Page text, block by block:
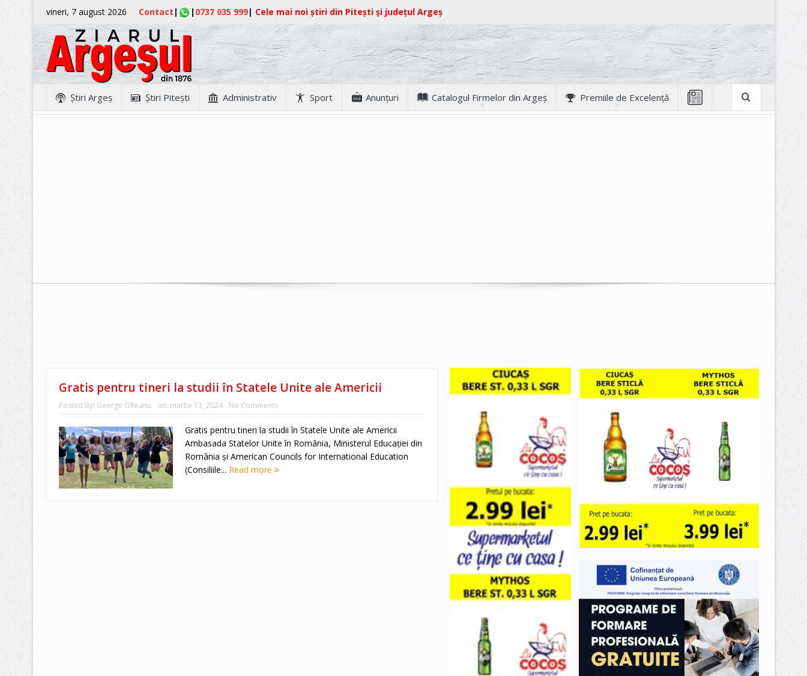
vineri, 7 august 2026 Contact | | 0737 035 999| Cele mai noi știri din Pitești și județul Argeș
Ştiri Argeş Ştiri Piteşti Administrativ Sport Anunţuri Catalogul Firmelor din Argeș Premiile de Excelență
Gratis pentru tineri la studii în Statele Unite ale Americii
Posted By: George Olteanu on: martie 13, 2024 No Comments
Gratis pentru tineri la studii în Statele Unite ale Americii
Ambasada Statelor Unite în România, Ministerul Educației din
România și American Councils for International Education
(Consiliile... Read more